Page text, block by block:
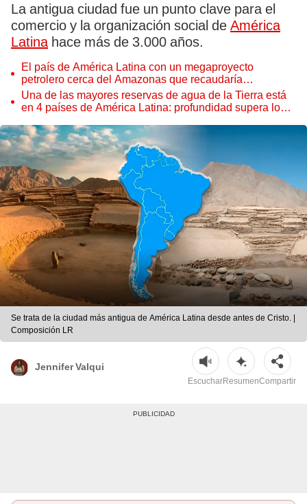
La antigua ciudad fue un punto clave para el
comercio y la organización social de América
Latinahace más de 3.000 años.
El país de América Latina con un megaproyecto
petrolero cerca del Amazonas que recaudaría
US$200.000 millones en el futuro
Una de las mayores reservas de agua de la Tierra está
en 4 países de América Latina: profundidad supera los
Se trata de la ciudad más antigua de América Latina desde antes de Cristo. |
Composición LR
Jennifer Valqui
EscucharResumenCompartir